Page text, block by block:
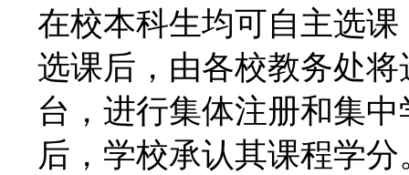
在校本科生均可自主选
选课后，由各校教务处
台，进行集体注册和集
后，学校承认其课程学分